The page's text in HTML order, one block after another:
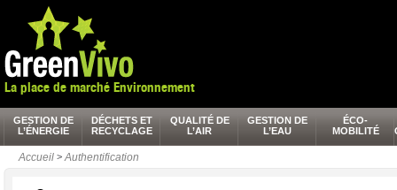
La place de marché Environnement
GESTION DE
L’ÉNERGIE
DÉCHETS ET
RECYCLAGE
QUALITÉ DE
L’AIR
GESTION DE
L’EAU
ÉCO-
MOBILITÉ
Accueil > Authentification